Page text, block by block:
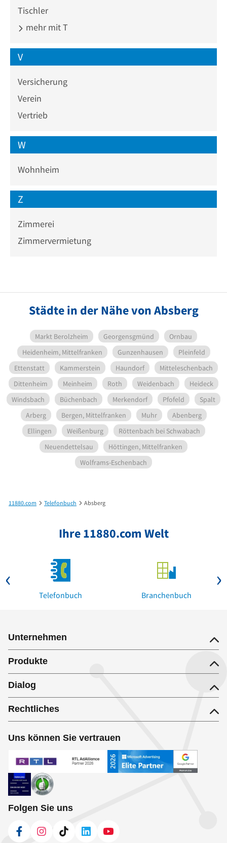
Tischler
mehr mit T
V
Versicherung
Verein
Vertrieb
W
Wohnheim
Z
Zimmerei
Zimmervermietung
Städte in der Nähe von Absberg
Markt Berolzheim Georgensgmünd
Ornbau
Heidenheim, Mittelfranken
Gunzenhausen
Pleinfeld
Ettenstatt
Kammerstein Haundorf
Mitteleschenbach
Dittenheim
Meinheim Roth Weidenbach
Heideck
Windsbach
Büchenbach Merkendorf Pfofeld
Spalt
Arberg
Bergen, Mittelfranken Muhr
Abenberg
Ellingen
Weißenburg
Röttenbach bei Schwabach
Neuendettelsau
Höttingen, Mittelfranken
Wolframs-Eschenbach
11880.com Telefonbuch Absberg
Ihre 11880.com Welt
Telefonbuch Branchenbuch
Unternehmen
Produkte
Dialog
Rechtliches
Uns können Sie vertrauen
Folgen Sie uns